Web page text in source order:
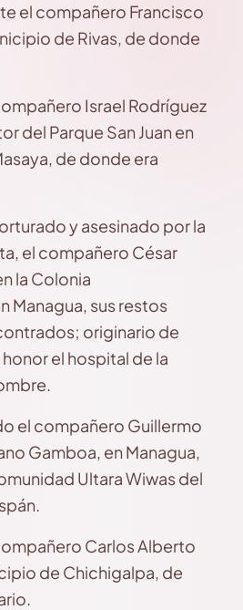
el compañero Francisco
de Rivas, de donde
Israel Rodríguez
del Parque San Juan en
de donde era
y asesinado por la
el compañero César
la Colonia
Managua, sus restos
originario de
el hospital de la
el compañero Guillermo
Gamboa, en Managua,
Ultara Wiwas del
Carlos Alberto
de Chichigalpa, de